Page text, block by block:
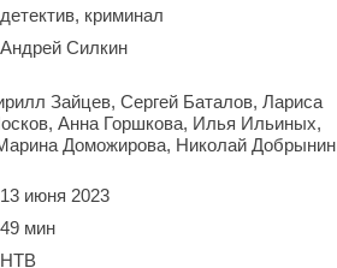
детектив, криминал
Андрей Силкин
Зайцев, Сергей Баталов, Лариса
Анна Горшкова, Илья Ильиных,
Доможирова, Николай Добрынин
13 июня 2023
49 мин
НТВ